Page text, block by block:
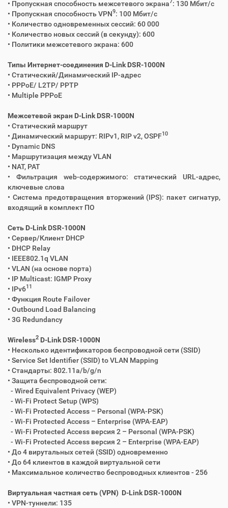
• Пропускная способность межсетевого экрана7: 130 Мбит/с
• Пропускная способность VPN9: 100 Мбит/с
• Количество одновременных сессий: 60 000
• Количество новых сессий (в секунду): 600
• Политики межсетевого экрана: 600
Типы Интернет-соединения D-Link DSR-1000N
• Статический/Динамический IP-адрес
• PPPoE/ L2TP/ PPTP
• Multiple PPPoE
Межсетевой экран D-Link DSR-1000N
• Статический маршрут
• Динамический маршрут: RIPv1, RIP v2, OSPF10
• Dynamic DNS
• Маршрутизация между VLAN
• NAT, PAT
• Фильтрация web-содержимого: cтатический URL-адрес,
ключевые слова
• Система предотвращения вторжений (IPS): пакет сигнатур,
входящий в комплект ПО
Сеть D-Link DSR-1000N
• Сервер/Клиент DHCP
• DHCP Relay
• IEEE802.1q VLAN
• VLAN (на основе порта)
• IP Multicast: IGMP Proxy
• IPv611
• Функция Route Failover
• Outbound Load Balancing
• 3G Redundancy
Wireless2 D-Link DSR-1000N
• Несколько идентификаторов беспроводной сети (SSID)
• Service Set Identifier (SSID) to VLAN Mapping
• Стандарты: 802.11a/b/g/n
• Защита беспроводной сети:
- Wired Equivalent Privacy (WEP)
- Wi-Fi Protect Setup (WPS)
- Wi-Fi Protected Access – Personal (WPA-PSK)
- Wi-Fi Protected Access – Enterprise (WPA-EAP)
- Wi-Fi Protected Access версия 2 – Personal (WPA-PSK)
- Wi-Fi Protected Access версия 2 – Enterprise (WPA-EAP)
• До 4 вирутальных сетей (SSID) одновременно
• До 64 клиентов в каждой виртуальной сети
• Максимальное количество беспроводных клиентов - 256
Виртуальная частная сеть (VPN) D-Link DSR-1000N
• VPN-туннели: 135